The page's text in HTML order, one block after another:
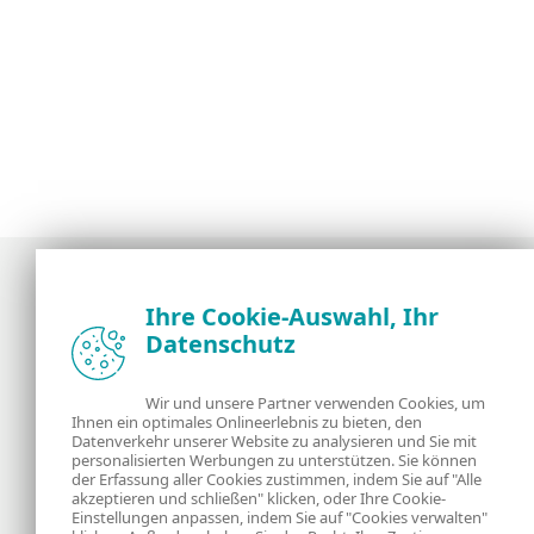
Neuigkeiten, Analysen und Tipps der ESET
Sicherheitsexperten
Über uns ESET
Kontakt Datenschutzerklärung
Ihre Cookie-Auswahl, Ihr
Datenschutz
Wir und unsere Partner verwenden Cookies, um
Ihnen ein optimales Onlineerlebnis zu bieten, den
Datenverkehr unserer Website zu analysieren und Sie mit
personalisierten Werbungen zu unterstützen. Sie können
der Erfassung aller Cookies zustimmen, indem Sie auf "Alle
akzeptieren und schließen" klicken, oder Ihre Cookie-
Einstellungen anpassen, indem Sie auf "Cookies verwalten"